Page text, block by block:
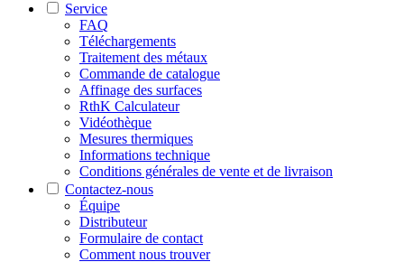
Service
FAQ
Téléchargements
Traitement des métaux
Commande de catalogue
Affinage des surfaces
RthK Calculateur
Vidéothèque
Mesures thermiques
Informations technique
Conditions générales de vente et de livraison
Contactez-nous
Équipe
Distributeur
Formulaire de contact
Comment nous trouver